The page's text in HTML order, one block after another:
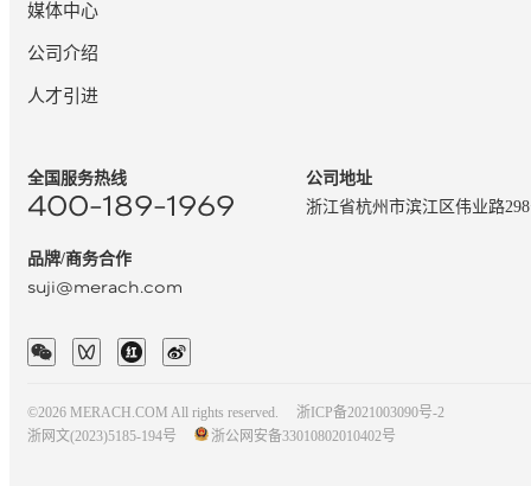
媒体中心
公司介绍
人才引进
全国服务热线
400-189-1969
品牌/商务合作
suji@merach.com
公司地址
浙江省杭州市滨江区伟业路
©2026 MERACH.COM All rights reserved.
浙ICP备2021003090号-2
浙网文(2023)5185-194号
浙公网安备33010802010402号